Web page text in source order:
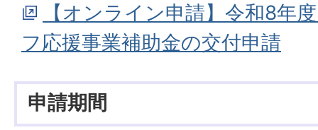
【オンライン申請】令和8年
フ応援事業補助金の交付申請
申請期間